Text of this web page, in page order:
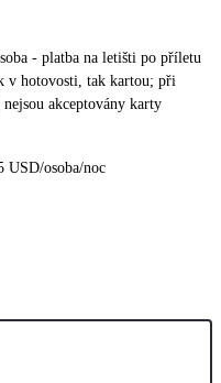
- platba na letišti po příletu
v hotovosti, tak kartou; při
akceptovány karty
USD/osoba/noc